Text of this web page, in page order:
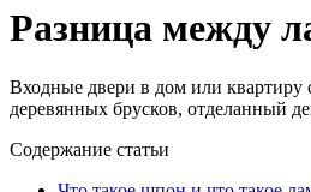
Разница между
Входные двери в дом или квартиру
деревянных брусков, отделанный
Содержание статьи